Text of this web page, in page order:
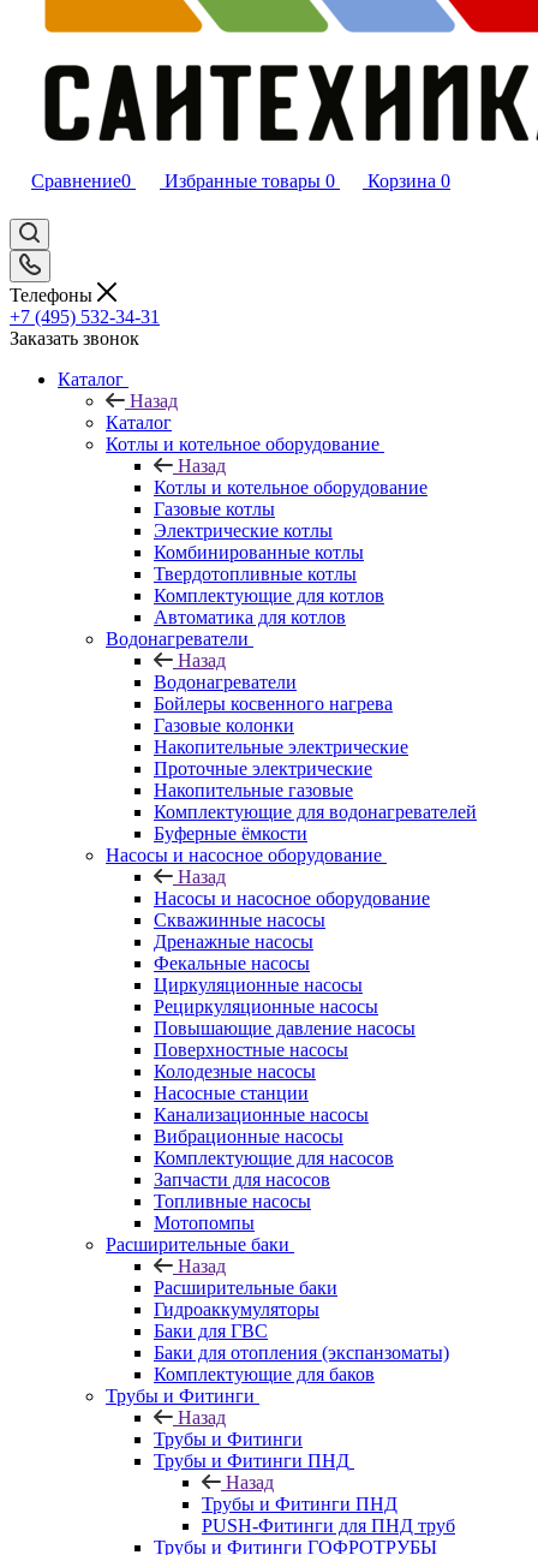
Сравнение0 Избранные товары 0 Корзина 0
Телефоны
+7 (495) 532‑34‑31
Заказать звонок
Каталог
Назад
Каталог
Котлы и котельное оборудование
Назад
Котлы и котельное оборудование
Газовые котлы
Электрические котлы
Комбинированные котлы
Твердотопливные котлы
Комплектующие для котлов
Автоматика для котлов
Водонагреватели
Назад
Водонагреватели
Бойлеры косвенного нагрева
Газовые колонки
Накопительные электрические
Проточные электрические
Накопительные газовые
Комплектующие для водонагревателей
Буферные ёмкости
Насосы и насосное оборудование
Назад
Насосы и насосное оборудование
Скважинные насосы
Дренажные насосы
Фекальные насосы
Циркуляционные насосы
Рециркуляционные насосы
Повышающие давление насосы
Поверхностные насосы
Колодезные насосы
Насосные станции
Канализационные насосы
Вибрационные насосы
Комплектующие для насосов
Запчасти для насосов
Топливные насосы
Мотопомпы
Расширительные баки
Назад
Расширительные баки
Гидроаккумуляторы
Баки для ГВС
Баки для отопления (экспанзоматы)
Комплектующие для баков
Трубы и Фитинги
Назад
Трубы и Фитинги
Трубы и Фитинги ПНД
Назад
Трубы и Фитинги ПНД
PUSH-Фитинги для ПНД труб
Трубы и Фитинги ГОФРОТРУБЫ